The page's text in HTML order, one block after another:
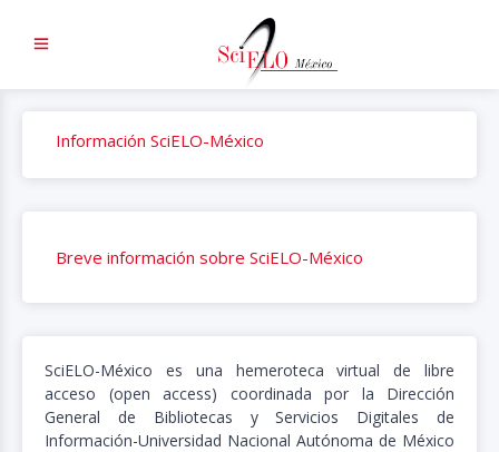
Información SciELO-México
Breve información sobre SciELO-México
SciELO-México es una hemeroteca virtual de libre
acceso (open access) coordinada por la Dirección
General de Bibliotecas y Servicios Digitales de
Información-Universidad Nacional Autónoma de México